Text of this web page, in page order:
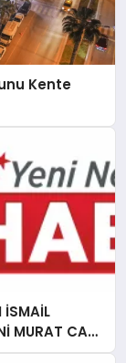
Kente
İSMAİL
MURAT CAN